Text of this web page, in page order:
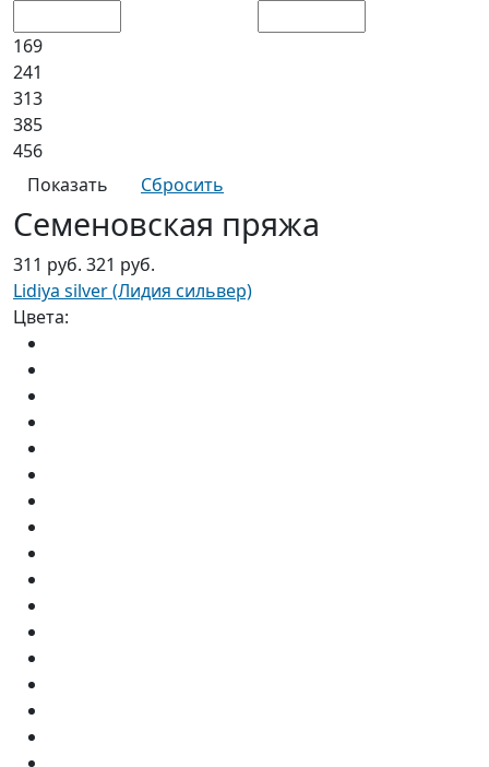
169
241
313
385
456
Семеновская пряжа
311 руб. 321 руб.
Lidiya silver (Лидия сильвер)
Цвета: